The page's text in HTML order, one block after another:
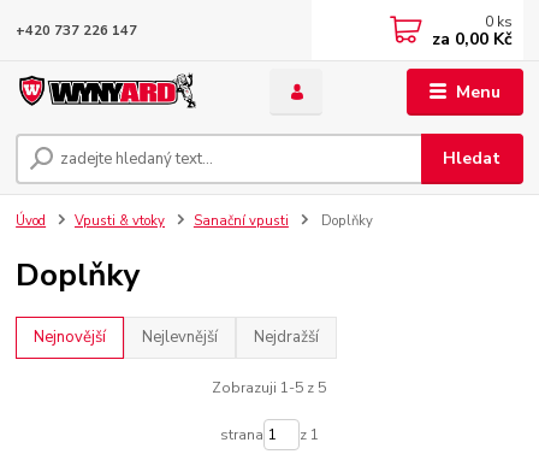
Menu
Hledat
+420 737 226 147 0 ks
za 0,00 Kč
Úvod Vpusti & vtoky Sanační vpusti Doplňky
Doplňky
Nejnovější Nejlevnější Nejdražší
Zobrazuji 1-5 z 5
strana z 1